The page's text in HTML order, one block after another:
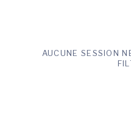
AUCUNE SESSION